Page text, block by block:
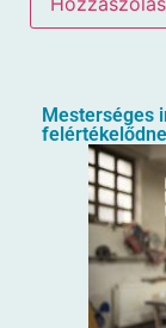
Mesterséges